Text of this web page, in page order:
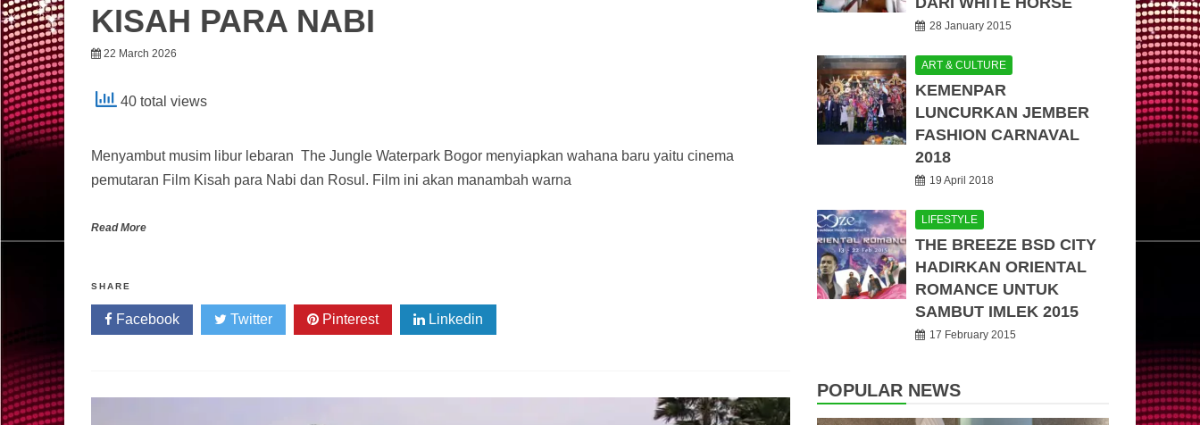
KISAH PARA NABI
22 March 2026
40 total views
Menyambut musim libur lebaran The Jungle Waterpark Bogor menyiapkan wahana baru yaitu cinema
pemutaran Film Kisah para Nabi dan Rosul. Film ini akan manambah warna
Read More
SHARE
Facebook Twitter Pinterest Linkedin
28 January 2015
ART & CULTURE
KEMENPAR
LUNCURKAN JEMBER
FASHION CARNAVAL
2018
19 April 2018
LIFESTYLE
THE BREEZE BSD CITY
HADIRKAN ORIENTAL
ROMANCE UNTUK
SAMBUT IMLEK 2015
17 February 2015
POPULAR NEWS